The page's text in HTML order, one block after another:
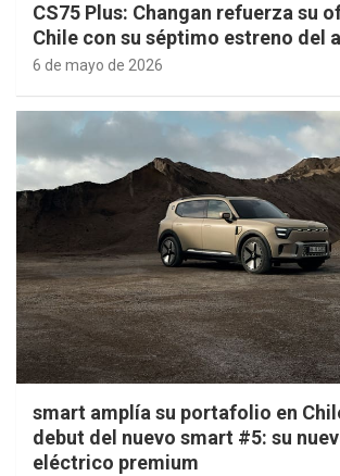
CS75 Plus: Changan refuerza su
Chile con su séptimo estreno del
6 de mayo de 2026
smart amplía su portafolio en
debut del nuevo smart #5: su
eléctrico premium